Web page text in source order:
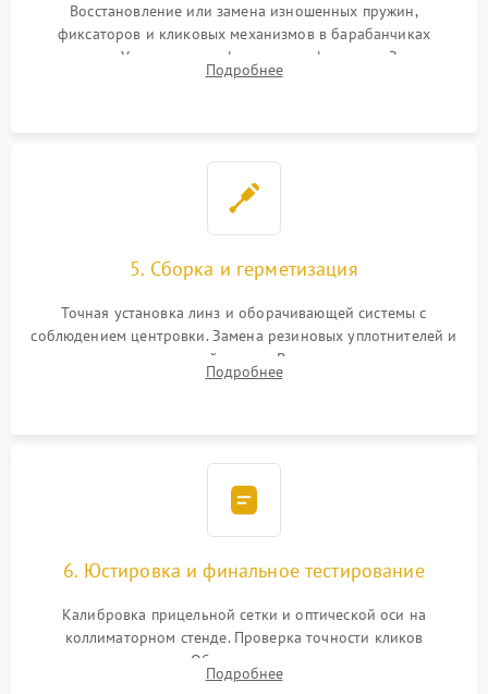
Восстановление или замена изношенных пружин,
фиксаторов и кликовых механизмов в барабанчиках
поправок. Устранение люфтов в трансфокаторе. Замена
поврежденных линз, разбитой сетки или восстановление
Подробнее
5. Сборка и герметизация
Точная установка линз и оборачивающей системы с
соблюдением центровки. Замена резиновых уплотнителей и
нанесение влагозащитной смазки. Вакуумирование корпуса
и заполнение его осушенным азотом или аргоном для
Подробнее
6. Юстировка и финальное тестирование
Калибровка прицельной сетки и оптической оси на
коллиматорном стенде. Проверка точности кликов
механизма поправок. Обязательное испытание прицела на
ударном стенде для проверки устойчивости к отдаче и
Подробнее